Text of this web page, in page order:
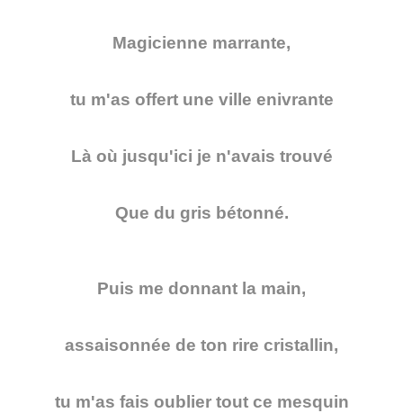
Magicienne marrante,
tu m'as offert une ville enivrante
Là où jusqu'ici je n'avais trouvé
Que du gris bétonné.
Puis me donnant la main,
assaisonnée de ton rire cristallin,
tu m'as fais oublier tout ce mesquin